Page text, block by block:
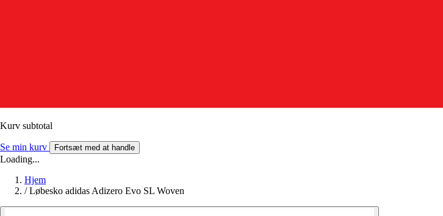
Kurv subtotal
Se min kurv Fortsæt med at handle
Loading...
Hjem
/ Løbesko adidas Adizero Evo SL Woven